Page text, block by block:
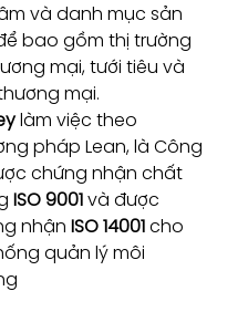
và danh mục sản
bao gồm thị trường
mại, tưới tiêu và
mại.
làm việc theo
pháp Lean, là Công
chứng nhận chất
ISO 9001và được
nhận ISO 14001cho
quản lý môi